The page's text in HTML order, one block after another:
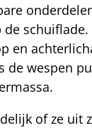
en
de wespen
of ze uit